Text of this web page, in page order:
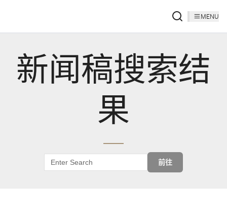
MENU
新闻稿搜索结
果
前往